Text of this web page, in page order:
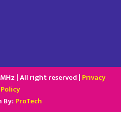
| All right reserved | Privacy
Policy
By:ProTech